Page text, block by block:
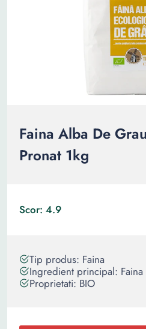
Faina Alba De
Pronat 1kg
Scor: 4.9
Tip produs: Faina
Ingredient principal:
Proprietati: BIO